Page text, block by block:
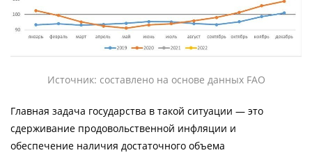
Источник: составлено на основе данных FAO
Главная задача государства в такой ситуации — это
сдерживание продовольственной инфляции и
обеспечение наличия достаточного объема